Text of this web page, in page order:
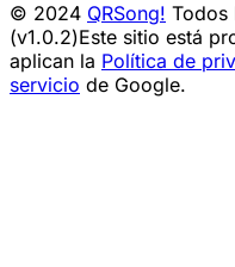
© 2024 QRSong! Todos
(v1.0.2)Este sitio está
aplican la Política de
servicio de Google.